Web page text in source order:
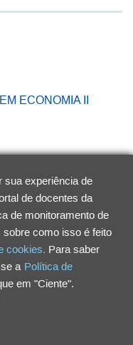
sua experiência de
de docentes da
de monitoramento de
como isso é feito
cookies. Para saber
a Política de
em "Ciente".
ECONOMIA II
Norte